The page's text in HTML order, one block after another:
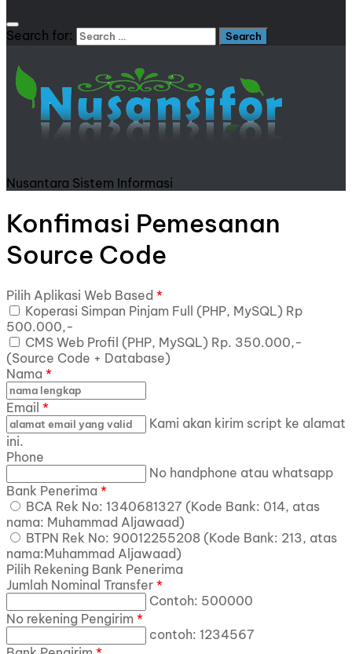
Search for:
Nusantara Sistem Informasi
Konfimasi Pemesanan
Source Code
Pilih Aplikasi Web Based *
Koperasi Simpan Pinjam Full (PHP, MySQL) Rp
500.000,-
CMS Web Profil (PHP, MySQL) Rp. 350.000,-
(Source Code + Database)
Nama *
Email *
Kami akan kirim script ke alamat
ini.
Phone
No handphone atau whatsapp
Bank Penerima *
BCA Rek No: 1340681327 (Kode Bank: 014, atas
nama: Muhammad Aljawaad)
BTPN Rek No: 90012255208 (Kode Bank: 213, atas
nama:Muhammad Aljawaad)
Pilih Rekening Bank Penerima
Jumlah Nominal Transfer *
Contoh: 500000
No rekening Pengirim *
contoh: 1234567